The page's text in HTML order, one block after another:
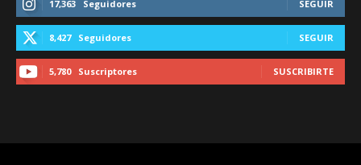
17,363 Seguidores SEGUIR
8,427 Seguidores SEGUIR
5,780 Suscriptores SUSCRIBIRTE